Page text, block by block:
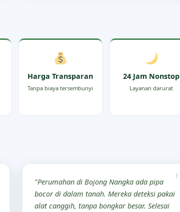
Harga Transparan
Tanpa biaya tersembunyi
24 Jam Nonstop
Layanan darurat
"Perumahan di Bojong Nangka ada pipa
bocor di dalam tanah. Mereka deteksi pakai
alat canggih, tanpa bongkar besar. Selesai